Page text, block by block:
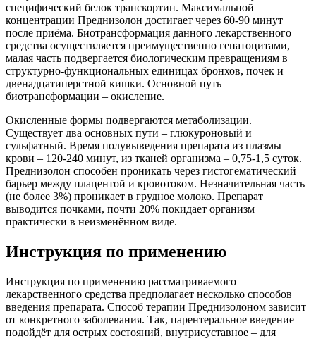
специфический белок транскортин. Максимальной
концентрации Преднизолон достигает через 60-90 минут
после приёма. Биотрансформация данного лекарственного
средства осуществляется преимущественно гепатоцитами,
малая часть подвергается биологическим превращениям в
структурно-функциональных единицах бронхов, почек и
двенадцатиперстной кишки. Основной путь
биотрансформации – окисление.
Окисленные формы подвергаются метаболизации.
Существует два основных пути – глюкуроновый и
сульфатный. Время полувыведения препарата из плазмы
крови – 120-240 минут, из тканей организма – 0,75-1,5 суток.
Преднизолон способен проникать через гистогематический
барьер между плацентой и кровотоком. Незначительная часть
(не более 3%) проникает в грудное молоко. Препарат
выводится почками, почти 20% покидает организм
практически в неизменённом виде.
Инструкция по применению
Инструкция по применению рассматриваемого
лекарственного средства предполагает несколько способов
введения препарата. Способ терапии Преднизолоном зависит
от конкретного заболевания. Так, парентеральное введение
подойдёт для острых состояний, внутрисуставное – для